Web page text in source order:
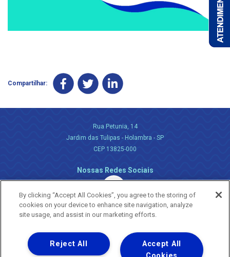
Compartilhar:
Rua Petunia, 14
Jardim das Tulipas - Holambra - SP
CEP 13825-000
Nossas Redes Sociais
Uma empresa
Copyright ® 2026 - Todos os Direitos Reservados.
By clicking “Accept All Cookies”, you agree to the storing of
cookies on your device to enhance site navigation, analyze
site usage, and assist in our marketing efforts.
Accept All
Reject All